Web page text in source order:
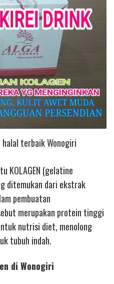
terbaik Wonogiri
KOLAGEN (gelatine
ditemukan dari ekstrak
pembuatan
merupakan protein tinggi
nutrisi diet, menolong
tubuh indah.
di Wonogiri